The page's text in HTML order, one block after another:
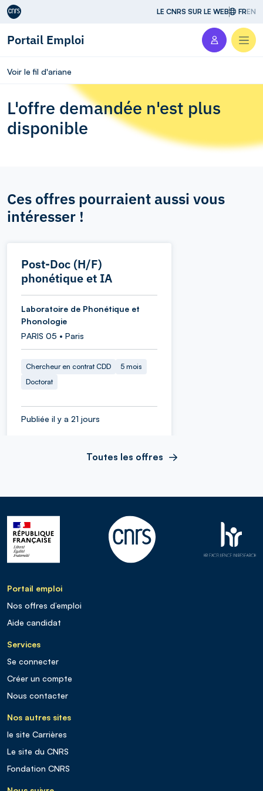
Aller au contenu LE CNRS SUR LE WEB FREN
Portail Emploi
Voir le fil d'ariane
L'offre demandée n'est plus
disponible
Ces offres pourraient aussi vous
intéresser !
Post-Doc (H/F)
phonétique et IA
Laboratoire de Phonétique et
Phonologie
PARIS 05 • Paris
Chercheur en contrat CDD
5 mois
Doctorat
Publiée il y a 21 jours
Toutes les offres
Portail emploi
Nos offres d’emploi
Aide candidat
Services
Se connecter
Créer un compte
Nous contacter
Nos autres sites
le site Carrières
Le site du CNRS
Fondation CNRS